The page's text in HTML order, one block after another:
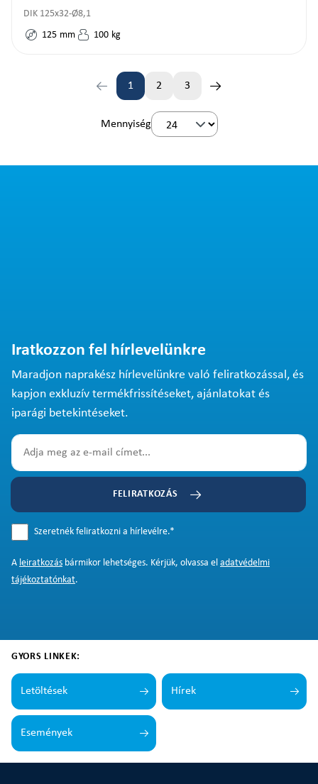
DIK 125x32-Ø8,1
125 mm 100 kg
Oldal
1 2 3
Mennyiség
Iratkozzon fel hírlevelünkre
Maradjon naprakész hírlevelünkre való feliratkozással, és
kapjon exkluzív termékfrissítéseket, ajánlatokat és
iparági betekintéseket.
FELIRATKOZÁS
Szeretnék feliratkozni a hírlevélre.*
A leiratkozás bármikor lehetséges. Kérjük, olvassa el adatvédelmi
tájékoztatónkat.
GYORS LINKEK:
Letöltések Hírek
Események